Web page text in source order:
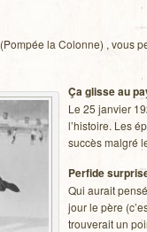
(Pom­pée la Colonne) , vous
Ça glisse au
Le 25 jan­vier
l’histoire. Les
suc­cès mal­gré
Per­fide
Qui aurait
jour le père
trou­ve­rait un